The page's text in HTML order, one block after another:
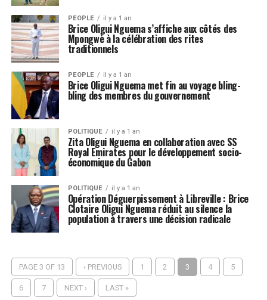
PEOPLE il y a 1 an
Brice Oligui Nguema s’affiche aux côtés des
Mpongwè à la célébration des rites
traditionnels
PEOPLE il y a 1 an
Brice Oligui Nguema met fin au voyage bling-
bling des membres du gouvernement
POLITIQUE il y a 1 an
Zita Oligui Nguema en collaboration avec SS
Royal Emirates pour le développement socio-
économique du Gabon
POLITIQUE il y a 1 an
Opération Déguerpissement à Libreville : Brice
Clotaire Oligui Nguema réduit au silence la
population à travers une décision radicale
PAGE 3 OF 13 ‹ PREVIOUS 1 2 3 4 5
6 7 NEXT › LAST »